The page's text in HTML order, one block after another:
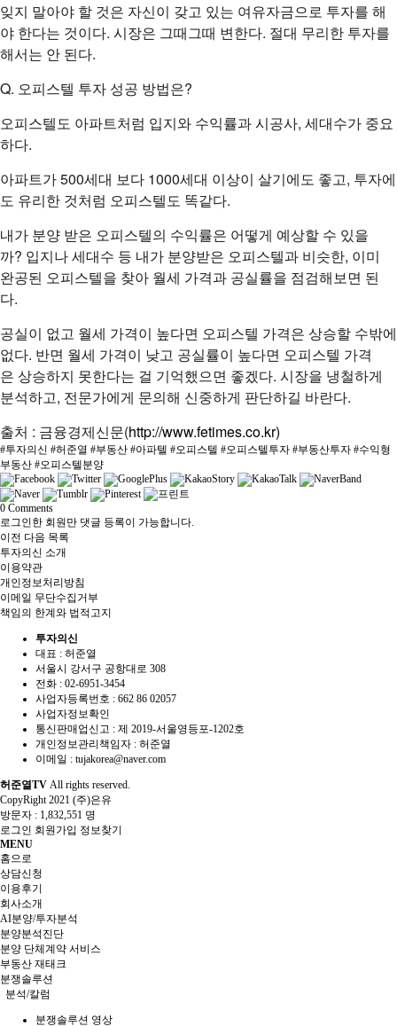
잊지 말아야 할 것은 자신이 갖고 있는 여유자금으로 투자를 해
야 한다는 것이다. 시장은 그때그때 변한다. 절대 무리한 투자를
해서는 안 된다.
Q. 오피스텔 투자 성공 방법은?
오피스텔도 아파트처럼 입지와 수익률과 시공사, 세대수가 중요
하다.
아파트가 500세대 보다 1000세대 이상이 살기에도 좋고, 투자에
도 유리한 것처럼 오피스텔도 똑같다.
내가 분양 받은 오피스텔의 수익률은 어떻게 예상할 수 있을
까? 입지나 세대수 등 내가 분양받은 오피스텔과 비슷한, 이미
완공된 오피스텔을 찾아 월세 가격과 공실률을 점검해보면 된
다.
공실이 없고 월세 가격이 높다면 오피스텔 가격은 상승할 수밖에
없다. 반면 월세 가격이 낮고 공실률이 높다면 오피스텔 가격
은 상승하지 못한다는 걸 기억했으면 좋겠다. 시장을 냉철하게
분석하고, 전문가에게 문의해 신중하게 판단하길 바란다.
출처 : 금융경제신문(http://www.fetimes.co.kr)
#투자의신 #허준열 #부동산 #아파텔 #오피스텔 #오피스텔투자 #부동산투자 #수익형
부동산 #오피스텔분양
0 Comments
로그인한 회원만 댓글 등록이 가능합니다.
이전 다음 목록
투자의신 소개
이용약관
개인정보처리방침
이메일 무단수집거부
책임의 한계와 법적고지
투자의신
대표 : 허준열
서울시 강서구 공항대로 308
전화 : 02-6951-3454
사업자등록번호 : 662 86 02057
사업자정보확인
통신판매업신고 : 제 2019-서울영등포-1202호
개인정보관리책임자 : 허준열
이메일 : tujakorea@naver.com
허준열TV All rights reserved.
CopyRight 2021 (주)은유
방문자 : 1,832,551 명
로그인 회원가입 정보찾기
MENU
홈으로
상담신청
이용후기
회사소개
AI분양/투자분석
분양분석진단
분양 단체계약 서비스
부동산 재태크
분쟁솔루션
분석/칼럼
분쟁솔루션 영상